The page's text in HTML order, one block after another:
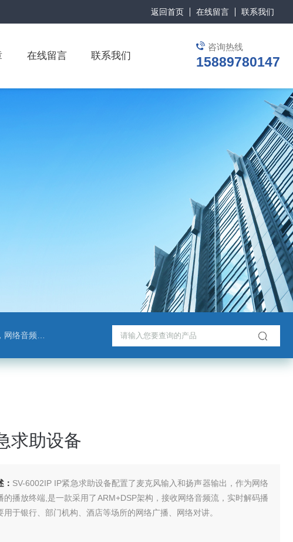
返回首页 在线留言 联系我们
咨询热线
15889780147
在线留言 联系我们
播，班班通
求助设备
： SV-6002IP IP紧急求助设备配置了麦克风输入和扬声器输出，作为网络
的播放终端,是一款采用了ARM+DSP架构，接收网络音频流，实时解码播
用于银行、部门机构、酒店等场所的网络广播、网络对讲。